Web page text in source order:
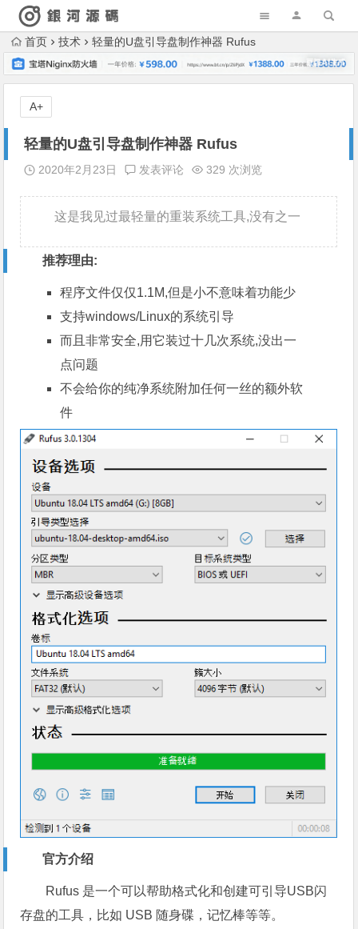
首页 技术 轻量的U盘引导盘制作神器 Rufus
轻量的U盘引导盘制作神器 Rufus
2020年2月23日 发表评论 329 次浏览
这是我见过最轻量的重装系统工具,没有之一
推荐理由:
程序文件仅仅1.1M,但是小不意味着功能少
支持windows/Linux的系统引导
而且非常安全,用它装过十几次系统,没出一
点问题
不会给你的纯净系统附加任何一丝的额外软
件
官方介绍
Rufus 是一个可以帮助格式化和创建可引导USB闪
存盘的工具，比如 USB 随身碟，记忆棒等等。
A+